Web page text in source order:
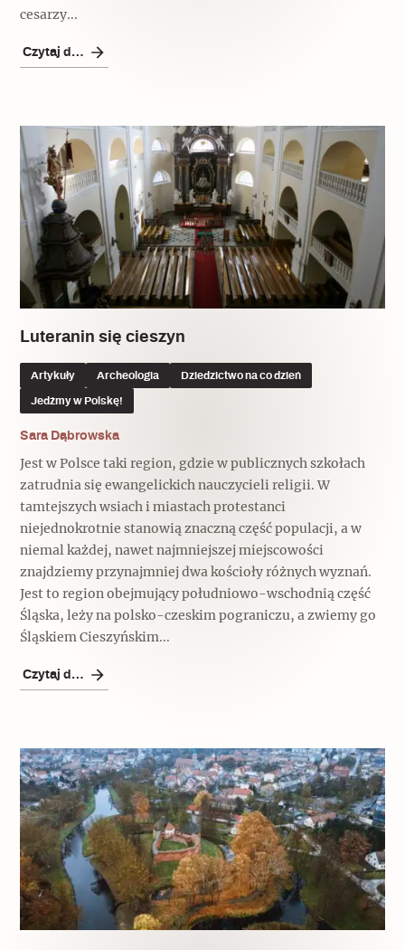
cesarzy...
Czytaj dalej
Luteranin się cieszyn
Artykuły Archeologia Dziedzictwo na co dzień
Jedźmy w Polskę!
Sara Dąbrowska
Jest w Polsce taki region, gdzie w publicznych szkołach
zatrudnia się ewangelickich nauczycieli religii. W
tamtejszych wsiach i miastach protestanci
niejednokrotnie stanowią znaczną część populacji, a w
niemal każdej, nawet najmniejszej miejscowości
znajdziemy przynajmniej dwa kościoły różnych wyznań.
Jest to region obejmujący południowo-wschodnią część
Śląska, leży na polsko-czeskim pograniczu, a zwiemy go
Śląskiem Cieszyńskim...
Czytaj dalej